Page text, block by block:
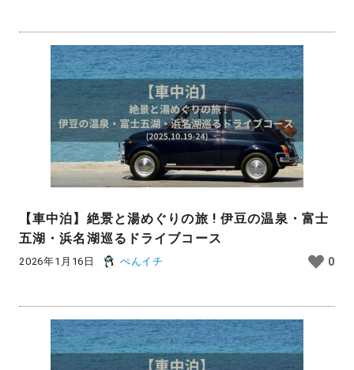
【車中泊】絶景と湯めぐりの旅 ! 伊豆の温泉・富士
五湖・浜名湖巡るドライブコース
2026年1月16日 ぺんイチ 0